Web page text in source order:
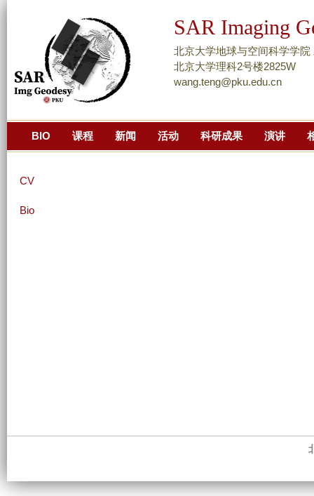
转
到
页
主
内
SAR Imaging
北京大学地球与空间科学学
北京大学理科2号楼2825W
wang.teng@pku.edu.cn
BIO 课程 新闻 活动 科研成果 演讲
CV
Bio